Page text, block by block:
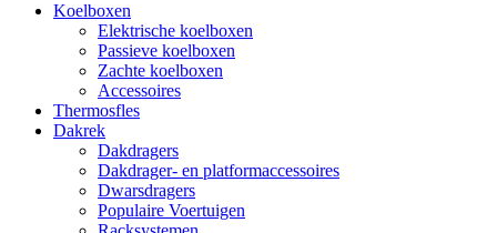
Koelboxen
Elektrische koelboxen
Passieve koelboxen
Zachte koelboxen
Accessoires
Thermosfles
Dakrek
Dakdragers
Dakdrager- en platformaccessoires
Dwarsdragers
Populaire Voertuigen